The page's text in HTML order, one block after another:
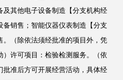
其他电子设备制造【分支机构经
销售；智能仪器仪表制造【分支
（除依法须经批准的项目外，凭
许可项目：检验检测服务。（依
准后方可开展经营活动，具体经